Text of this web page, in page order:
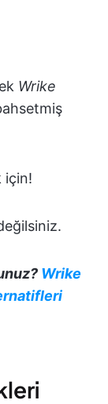
Wrike
için!
Wrike